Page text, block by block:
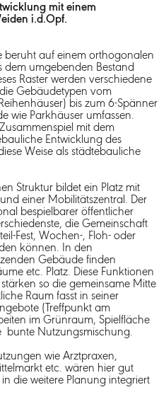
mit einem
i.d.Opf.
beruht auf einem orthogonalen
dem umgebenden Bestand
Raster werden verschiedene
Gebäudetypen vom
bis zum 6-Spänner
wie Parkhäuser umfassen.
mit dem
Entwicklung des
Weise als städtebauliche
Struktur bildet ein Platz mit
einer Mobilitätszentral. Der
bespielbarer öffentlicher
die Gemeinschaft
Fest, Wochen-, Floh- oder
können. In den
Gebäude finden
etc. Platz. Diese Funktionen
so die gemeinsame Mitte
Raum fasst in seiner
(Treffpunkt am
im Grünraum, Spielfläche
bunte Nutzungsmischung.
wie Arztpraxen,
etc. wären hier gut
die weitere Planung integriert